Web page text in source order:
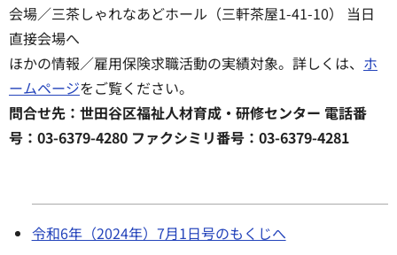
会場／三茶しゃれなあどホール（三軒茶屋1-41-10） 当日
直接会場へ
ほかの情報／雇用保険求職活動の実績対象。詳しくは、 ホ
ームページをご覧ください。
問合せ先：世田谷区福祉人材育成・研修センター 電話番
号：03-6379-4280 ファクシミリ番号：03-6379-4281
令和6年（2024年）7月1日号のもくじへ